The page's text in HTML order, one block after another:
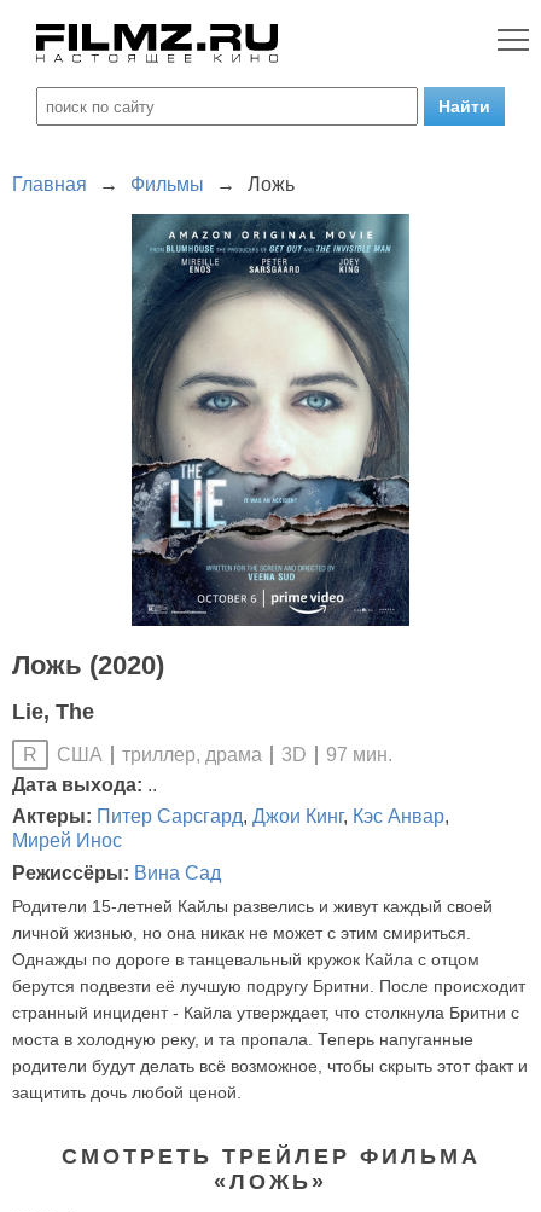
Главная → Фильмы → Ложь
Ложь (2020)
Lie, The
R США триллер, драма 3D
97 мин.
Дата выхода: ..
Актеры: Питер Сарсгард, Джои Кинг, Кэс Анвар,
Мирей Инос
Режиссёры: Вина Сад
Родители 15-летней Кайлы развелись и живут каждый своей
личной жизнью, но она никак не может с этим смириться.
Однажды по дороге в танцевальный кружок Кайла с отцом
берутся подвезти её лучшую подругу Бритни. После происходит
странный инцидент - Кайла утверждает, что столкнула Бритни с
моста в холодную реку, и та пропала. Теперь напуганные
родители будут делать всё возможное, чтобы скрыть этот факт и
защитить дочь любой ценой.
СМОТРЕТЬ ТРЕЙЛЕР ФИЛЬМА
«ЛОЖЬ»